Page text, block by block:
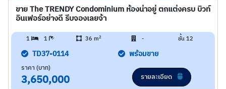
ขาย The TRENDY Condominium ห้องน่าอยู่ ตกแต่งครบ บิวท์
อินเฟอร์อย่างดี รีบจองเลยจ้า
1 1 36 m2 - ชั้น 12
TD37-0114 พร้อมขาย
ราคา (บาท)
3,650,000 รายละเอียด